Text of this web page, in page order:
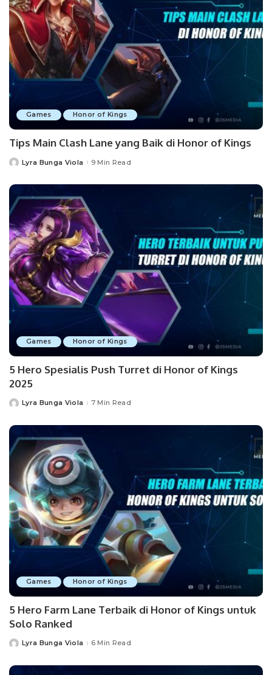
Games Honor of Kings
Tips Main Clash Lane yang Baik di Honor of Kings
PostedLyra Bunga Viola 9 Min Read
Games Honor of Kings
5 Hero Spesialis Push Turret di Honor of Kings
2025
PostedLyra Bunga Viola 7 Min Read
Games Honor of Kings
5 Hero Farm Lane Terbaik di Honor of Kings untuk
Solo Ranked
PostedLyra Bunga Viola 6 Min Read